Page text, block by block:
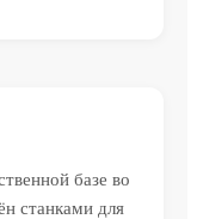
базе во
станками для